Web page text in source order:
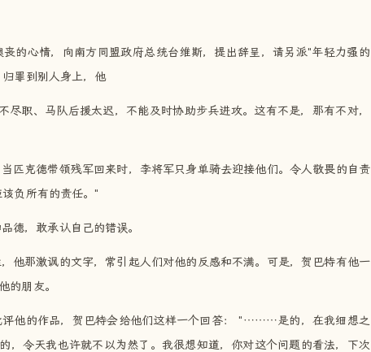
的心情，向南方同盟政府总统台维斯，提出辞呈，请另派"年轻力强的
罪到别人身上，他
尽职、马队后援太迟，不能及时协助步兵进攻。这有不是，那有不对，
匹克德带领残军回来时，李将军只身单骑去迎接他们。令人敬畏的自责
负所有的责任。"
德，敢承认自己的错误。
他那激讽的文字，常引起人们对他的反感和不满。可是，贺巴特有他一
的朋友。
评他的作品，贺巴特会给他们这样一个回答： "………是的，在我细想之
，令天我也许就不以为然了。我很想知道，你对这个问题的看法，下次